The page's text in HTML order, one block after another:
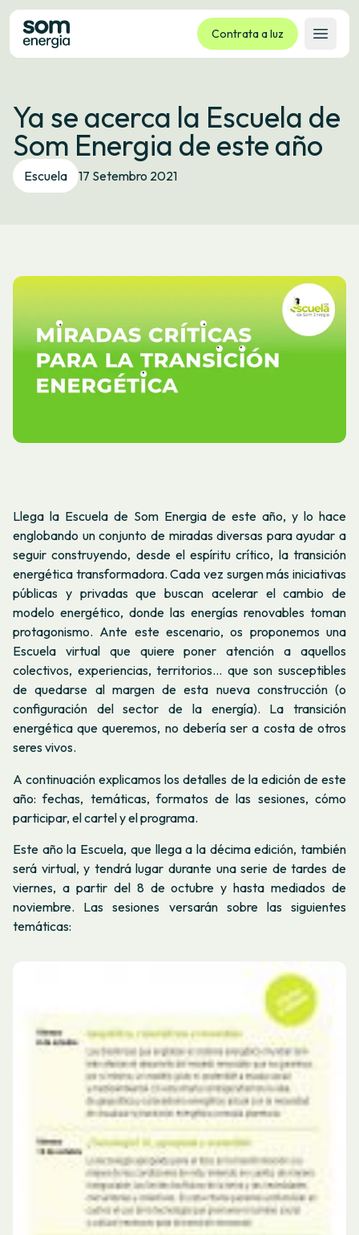
Contrata a luz
Abrir
Tarifas
Servizos
Empresas
La cooperativa
Idioma:
Ya se acerca la Escuela de
Som Energia de este año
Escuela 17 Setembro 2021
Llega la Escuela de Som Energia de este año, y lo hace
englobando un conjunto de miradas diversas para ayudar a
seguir construyendo, desde el espíritu crítico, la transición
energética transformadora. Cada vez surgen más iniciativas
públicas y privadas que buscan acelerar el cambio de
modelo energético, donde las energías renovables toman
protagonismo. Ante este escenario, os proponemos una
Escuela virtual que quiere poner atención a aquellos
colectivos, experiencias, territorios... que son susceptibles
de quedarse al margen de esta nueva construcción (o
configuración del sector de la energía). La transición
energética que queremos, no debería ser a costa de otros
seres vivos.
A continuación explicamos los detalles de la edición de este
año: fechas, temáticas, formatos de las sesiones, cómo
participar, el cartel y el programa.
Este año la Escuela, que llega a la décima edición, también
será virtual, y tendrá lugar durante una serie de tardes de
viernes, a partir del 8 de octubre y hasta mediados de
noviembre. Las sesiones versarán sobre las siguientes
temáticas: